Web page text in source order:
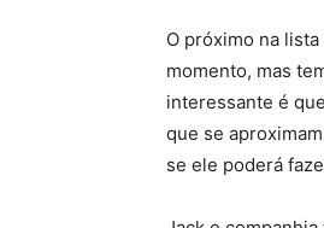
O próximo na
momento, mas
interessante é
que se
se ele poderá